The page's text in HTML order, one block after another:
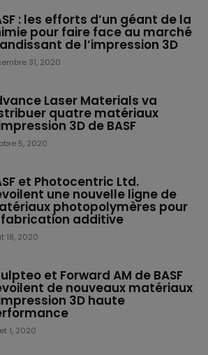
: les efforts d’un géant de la
pour faire face au marché
de l’impression 3D
31, 2020
Laser Materials va
quatre matériaux
3D de BASF
5, 2020
et Photocentric Ltd.
une nouvelle ligne de
photopolymères pour
additive
18, 2020
et Forward AM de BASF
de nouveaux matériaux
3D haute
1, 2020